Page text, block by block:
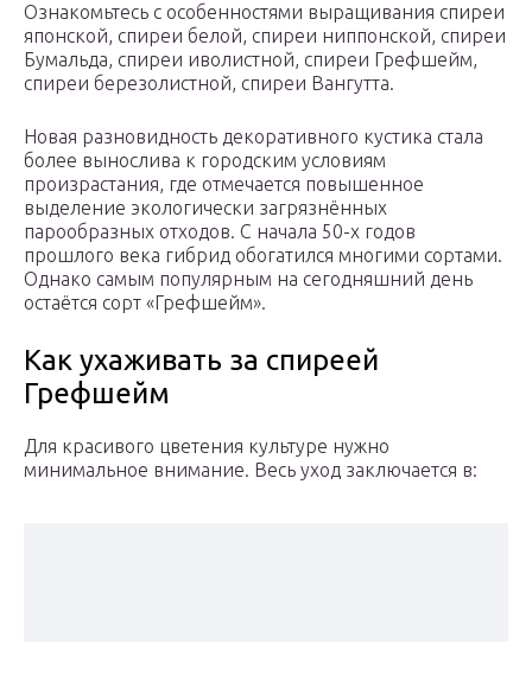
Ознакомьтесь с особенностями выращивания спиреи
японской, спиреи белой, спиреи ниппонской, спиреи
Бумальда, спиреи иволистной, спиреи Грефшейм,
спиреи березолистной, спиреи Вангутта.
Новая разновидность декоративного кустика стала
более вынослива к городским условиям
произрастания, где отмечается повышенное
выделение экологически загрязнённых
парообразных отходов. С начала 50-х годов
прошлого века гибрид обогатился многими сортами.
Однако самым популярным на сегодняшний день
остаётся сорт «Грефшейм».
Как ухаживать за спиреей
Грефшейм
Для красивого цветения культуре нужно
минимальное внимание. Весь уход заключается в: